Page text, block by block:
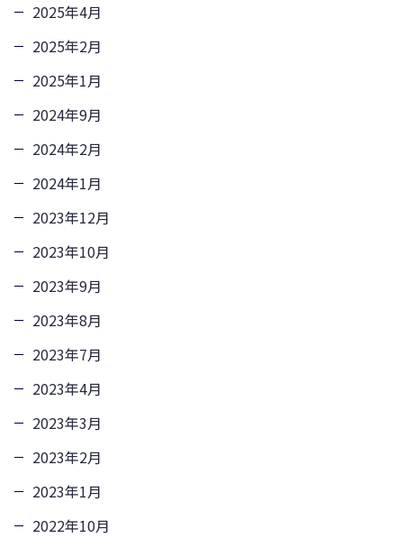
2025年4月
2025年2月
2025年1月
2024年9月
2024年2月
2024年1月
2023年12月
2023年10月
2023年9月
2023年8月
2023年7月
2023年4月
2023年3月
2023年2月
2023年1月
2022年10月